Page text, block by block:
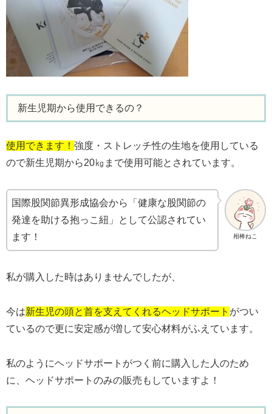
新生児期から使用できるの？
使用できます！ 強度・ストレッチ性の生地を使用している
ので新生児期から20㎏まで使用可能とされています。
相棒ねこ
国際股関節異形成協会から「健康な股関節の
発達を助ける抱っこ紐」として公認されてい
ます！
私が購入した時はありませんでしたが、
今は新生児の頭と首を支えてくれるヘッドサポート がつい
ているので更に安定感が増して安心材料がふえています。
私のようにヘッドサポートがつく前に購入した人のため
に、ヘッドサポートのみの販売もしていますよ！